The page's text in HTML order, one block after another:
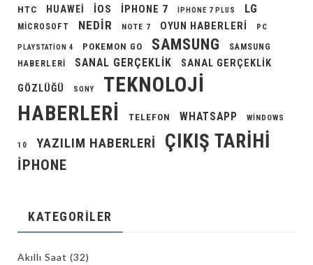
HTC
HUAWEI IOS IPHONE 7 IPHONE 7 PLUS LG
MICROSOFT NEDIR NOTE 7 OYUN HABERLERI PC
PLAYSTATION 4 POKEMON GO SAMSUNG
SAMSUNG
HABERLERI
SANAL GERÇEKLIK SANAL GERÇEKLIK
GÖZLÜĞÜ SONY
TEKNOLOJI
HABERLERI
TELEFON WHATSAPP WINDOWS
10 YAZILIM HABERLERI ÇIKIŞ TARIHI
İPHONE
KATEGORILER
Akıllı Saat (32)